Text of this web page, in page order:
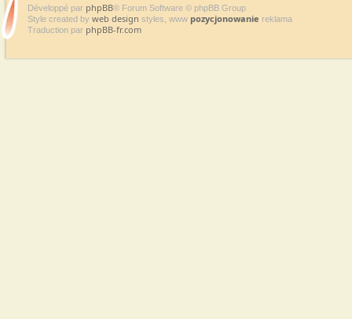
Développé par phpBB® Forum Software © phpBB Group
Style created by web design styles, www pozycjonowanie reklama
Traduction par phpBB-fr.com